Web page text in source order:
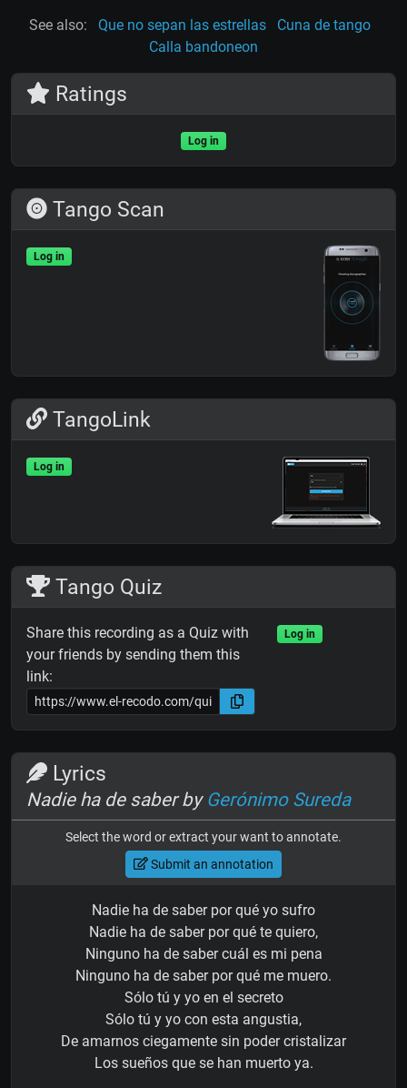
See also: Que no sepan las estrellas
Cuna de tango
Calla bandoneon
Ratings
Log in
Tango Scan
Log in
TangoLink
Log in
Tango Quiz
Share this recording as a Quiz with
your friends by sending them this
link:
Log in
Lyrics
Nadie ha de saber by Gerónimo Sureda
Select the word or extract your want to annotate.
Submit an annotation
Nadie ha de saber por qué yo sufro
Nadie ha de saber por qué te quiero,
Ninguno ha de saber cuál es mi pena
Ninguno ha de saber por qué me muero.
Sólo tú y yo en el secreto
Sólo tú y yo con esta angustia,
De amarnos ciegamente sin poder cristalizar
Los sueños que se han muerto ya.